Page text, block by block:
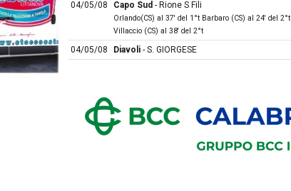
04/05/08
Capo Sud - Rione S Fili
Orlando(CS) al 37' del 1°t Barbaro (CS) al 24' del 2°t
Villaccio (CS) al 38' del 2°t
04/05/08 Diavoli - S. GIORGESE